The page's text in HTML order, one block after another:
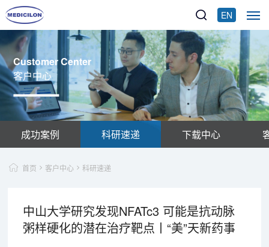
EN
Customer Center
客户中心
成功案例 科研速递 下载中心
首页 客户中心 科研速递
中山大学研究发现NFATc3 可能是抗动脉
粥样硬化的潜在治疗靶点丨“美”天新药事